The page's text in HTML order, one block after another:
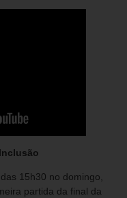
15h30 no domingo,
partida da final da